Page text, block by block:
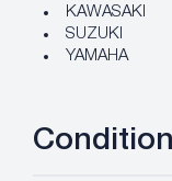
KAWASAKI
SUZUKI
YAMAHA